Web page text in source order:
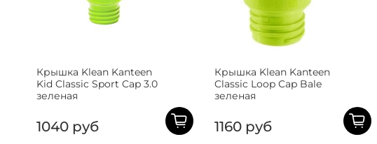
Крышка Klean Kanteen
Kid Classic Sport Cap 3.0
зеленая
1040 руб
Крышка Klean Kanteen
Classic Loop Cap Bale
зеленая
1160 руб